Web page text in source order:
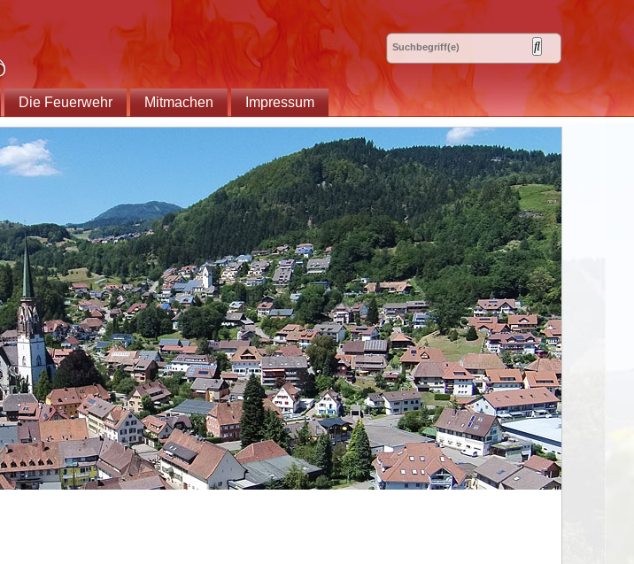
Die Feuerwehr Mitmachen Impressum